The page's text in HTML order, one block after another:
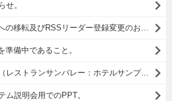
せ。
「ももち ど ぶろぐ ２」への移転及びRSSリーダー登録変更のお願い。
準備中であること。
蟹あんかけチャーハン。（レストランサンバレー：ホテルサンプラザ：岩見沢市）
ム説明会用でのPPT。